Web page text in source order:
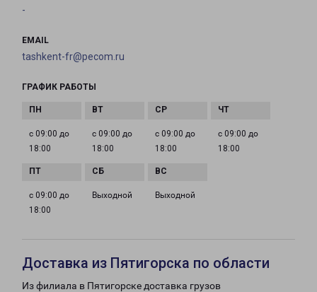
-
EMAIL
tashkent-fr@pecom.ru
ГРАФИК РАБОТЫ
с 09:00 до
18:00
с 09:00 до
18:00
с 09:00 до
18:00
с 09:00 до
18:00
с 09:00 до
18:00
Выходной Выходной
Доставка из Пятигорска по области
Из филиала в Пятигорске доставка грузов